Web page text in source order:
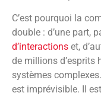
C’est pourquoi la
double : d’une part,
d’interactions et,
de millions d’esprits
systèmes
est imprévisible. Il